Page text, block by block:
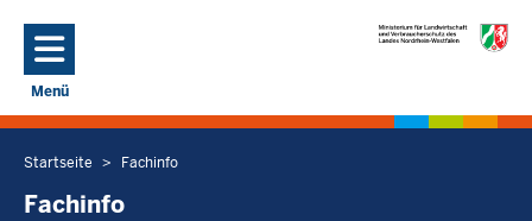
Menü
Navigation aktivieren/deaktivieren: Hauptmenü
Sie
befinden
Startseite Fachinfo
Fachinfo